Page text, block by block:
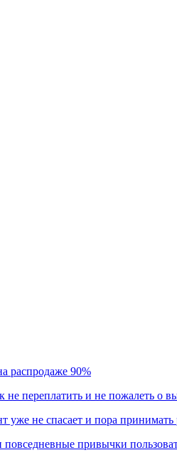
распродаже 90%
не переплатить и не пожалеть о
уже не спасает и пора
привычки